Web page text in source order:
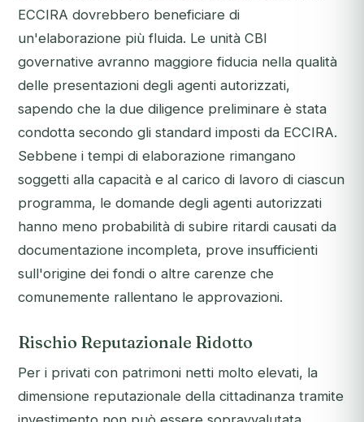
ECCIRA dovrebbero beneficiare di
un'elaborazione più fluida. Le unità CBI
governative avranno maggiore fiducia nella qualità
delle presentazioni degli agenti autorizzati,
sapendo che la due diligence preliminare è stata
condotta secondo gli standard imposti da ECCIRA.
Sebbene i tempi di elaborazione rimangano
soggetti alla capacità e al carico di lavoro di ciascun
programma, le domande degli agenti autorizzati
hanno meno probabilità di subire ritardi causati da
documentazione incompleta, prove insufficienti
sull'origine dei fondi o altre carenze che
comunemente rallentano le approvazioni.
Rischio Reputazionale Ridotto
Per i privati con patrimoni netti molto elevati, la
dimensione reputazionale della cittadinanza tramite